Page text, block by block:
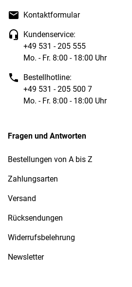
Kontaktformular
Kundenservice:
+49 531 - 205 555
Mo. - Fr. 8:00 - 18:00 Uhr
Bestellhotline:
+49 531 - 205 500 7
Mo. - Fr. 8:00 - 18:00 Uhr
Fragen und Antworten
Bestellungen von A bis Z
Zahlungsarten
Versand
Rücksendungen
Widerrufsbelehrung
Newsletter